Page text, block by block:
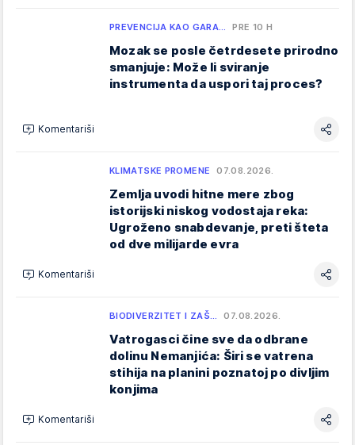
PREVENCIJA KAO GARA… PRE 10 H
Mozak se posle četrdesete prirodno
smanjuje: Može li sviranje
instrumenta da uspori taj proces?
Komentariši
KLIMATSKE PROMENE 07.08.2026.
Zemlja uvodi hitne mere zbog
istorijski niskog vodostaja reka:
Ugroženo snabdevanje, preti šteta
od dve milijarde evra
Komentariši
BIODIVERZITET I ZAŠ… 07.08.2026.
Vatrogasci čine sve da odbrane
dolinu Nemanjića: Širi se vatrena
stihija na planini poznatoj po divljim
konjima
Komentariši